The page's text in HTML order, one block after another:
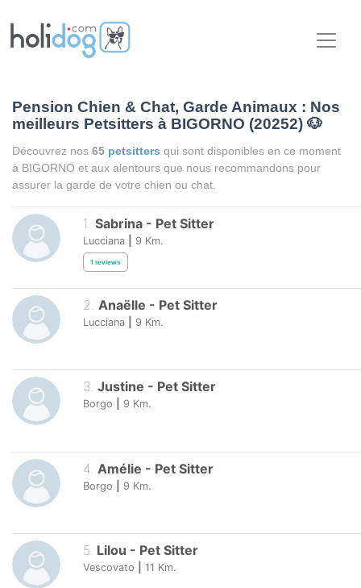
Pension Chien & Chat, Garde Animaux : Nos
meilleurs Petsitters à BIGORNO (20252) 🐶
Découvrez nos 65 petsitters qui sont disponibles en ce moment
à BIGORNO et aux alentours que nous recommandons pour
assurer la garde de votre chien ou chat.
1. Sabrina - Pet Sitter
Lucciana 9 Km.
1 reviews
2. Anaëlle - Pet Sitter
Lucciana 9 Km.
3. Justine - Pet Sitter
Borgo 9 Km.
4 Amélie - Pet Sitter
Borgo 9 Km.
5 Lilou - Pet Sitter
Vescovato 11 Km.